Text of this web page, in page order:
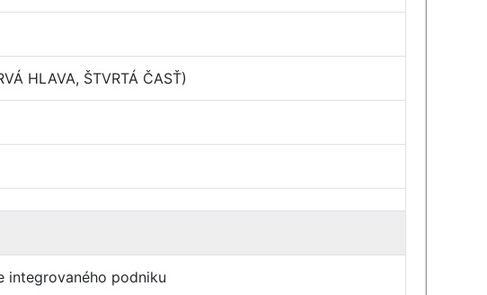
HLAVA, ŠTVRTÁ ČASŤ)
integrovaného podniku